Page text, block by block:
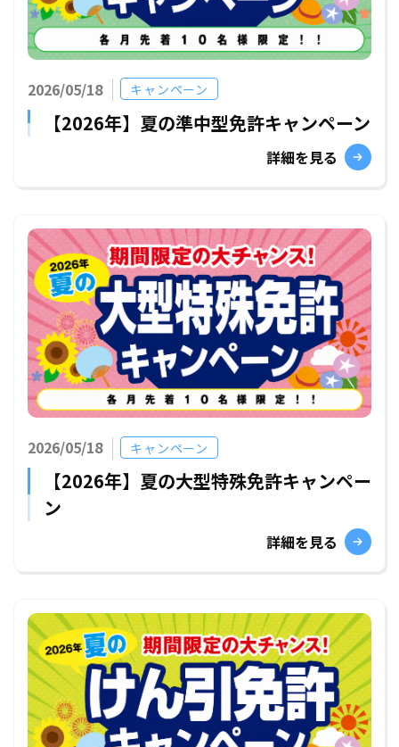
2026/05/18 キャンペーン
【2026年】夏の準中型免許キャンペーン
詳細を見る
2026/05/18 キャンペーン
【2026年】夏の大型特殊免許キャンペー
ン
詳細を見る